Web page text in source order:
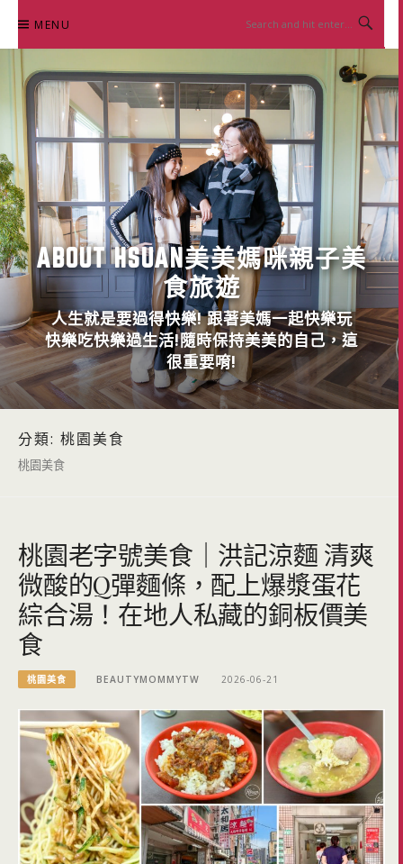
content
MENU
ABOUT HSUAN美美媽咪親子美
食旅遊
人生就是要過得快樂! 跟著美媽一起快樂玩
快樂吃快樂過生活!隨時保持美美的自己，這
很重要唷!
分類: 桃園美食
桃園美食
桃園老字號美食｜洪記涼麵 清爽
微酸的Q彈麵條，配上爆漿蛋花
綜合湯！在地人私藏的銅板價美
食
桃園美食 BEAUTYMOMMYTW 2026-06-21